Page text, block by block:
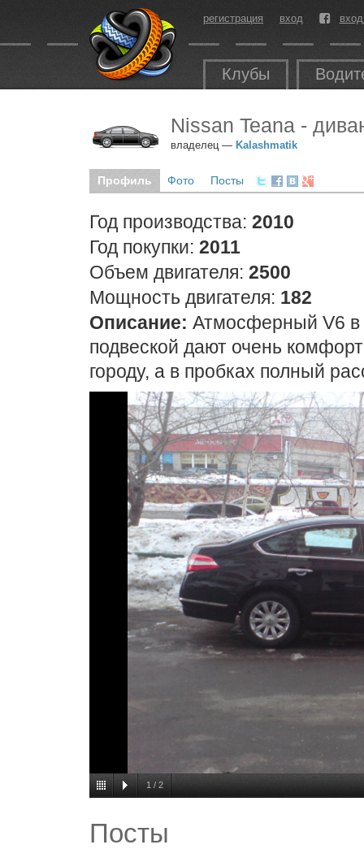
регистрация вход
Клубы
Nissan Teana -
владелец — Kalashmatik
Профиль Фото Посты
Год производства: 2010
Год покупки: 2011
Объем двигателя: 2500
Мощность двигателя: 182
Описание: Атмосферный V6 в
подвеской дают очень
городу, а в пробках полный
1 / 2
Посты